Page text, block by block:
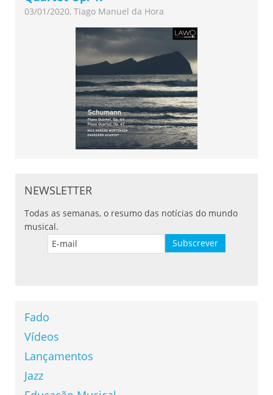
03/01/2020, Tiago Manuel da Hora
NEWSLETTER
Todas as semanas, o resumo das notícias do mundo
musical.
Fado
Vídeos
Lançamentos
Jazz